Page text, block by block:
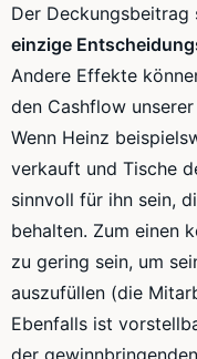
Der
einzige
Andere Effekte
den Cashflow
Wenn Heinz
verkauft und Tische
sinnvoll für ihn sein,
behalten. Zum einen
zu gering sein, um
auszufüllen (die
Ebenfalls ist
der